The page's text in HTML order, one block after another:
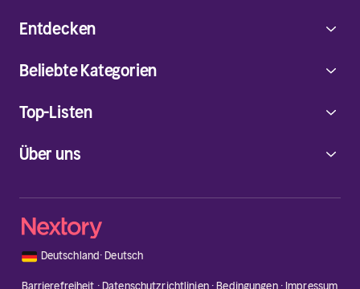
Über uns
Entdecken
Beliebte Kategorien
Top-Listen
🇩🇪 Deutschland·Deutsch
Barrierefreiheit ·Datenschutzrichtlinien·Bedingungen· Impressum